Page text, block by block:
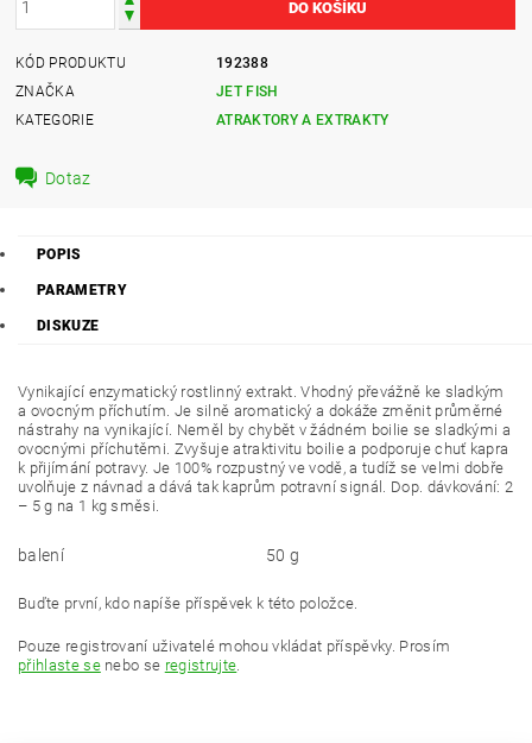
KÓD PRODUKTU
192388
ZNAČKA
JET FISH
KATEGORIE
ATRAKTORY A EXTRAKTY
Dotaz
POPIS
PARAMETRY
DISKUZE
Vynikající enzymatický rostlinný extrakt. Vhodný převážně ke sladkým
a ovocným příchutím. Je silně aromatický a dokáže změnit průměrné
nástrahy na vynikající. Neměl by chybět v žádném boilie se sladkými a
ovocnými příchutěmi. Zvyšuje atraktivitu boilie a podporuje chuť kapra
k přijímání potravy. Je 100% rozpustný ve vodě, a tudíž se velmi dobře
uvolňuje z návnad a dává tak kaprům potravní signál. Dop. dávkování: 2
– 5 g na 1 kg směsi.
balení 50 g
Buďte první, kdo napíše příspěvek k této položce.
Pouze registrovaní uživatelé mohou vkládat příspěvky. Prosím
přihlaste senebo se registrujte.